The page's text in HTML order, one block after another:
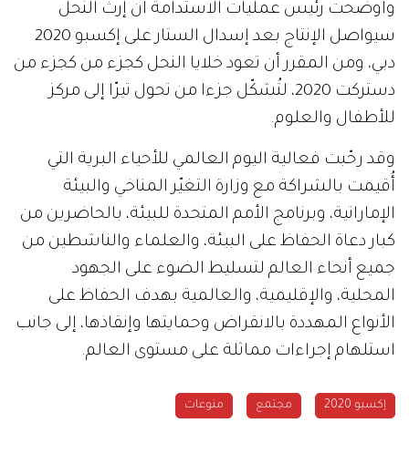
وأوضحت رئيس عمليات الاستدامة أن إرث النحل
سيواصل الإنتاج بعد إسدال الستار على إكسبو 2020
دبي، ومن المقرر أن تعود خلايا النحل كجزء من كجزء من
دستركت 2020، لتُشكّل جزءا من تحول تيرّا إلى مركز
للأطفال والعلوم.
وقد رحّبت فعالية اليوم العالمي للأحياء البرية التي
أُقيمت بالشراكة مع وزارة التغيّر المناخي والبيئة
الإماراتية، وبرنامج الأمم المتحدة للبيئة، بالحاضرين من
كبار دعاة الحفاظ على البيئة، والعلماء والناشطين من
جميع أنحاء العالم لتسليط الضوء على الجهود
المحلية، والإقليمية، والعالمية بهدف الحفاظ على
الأنواع المهددة بالانقراض وحمايتها وإنقاذها، إلى جانب
استلهام إجراءات مماثلة على مستوى العالم.
إكسبو 2020 مجتمع منوعات